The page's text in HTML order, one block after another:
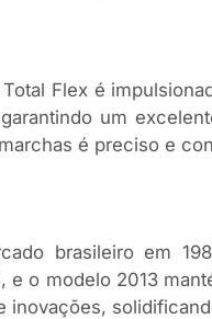
Flex é
um
é preciso e
brasileiro em
e o modelo 2013
inovações,